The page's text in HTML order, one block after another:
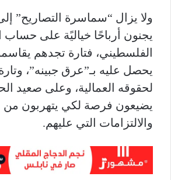
ولا يزال “سماسرة التصاريح”
يجنون أرباحًا خياليًة على حساب
الفلسطيني، فتارة تجدهم
يحصل عليه بـ”عرق جبينه”،
لحقوقه العمالية، وعلى صعيد
يضيعون فرصة لكي يتهربون من
والالتزامات التي عليهم.